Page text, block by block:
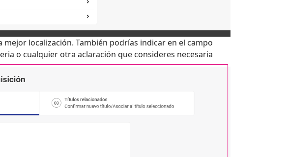
localización. También podrías indicar en el campo
o cualquier otra aclaración que consideres necesaria